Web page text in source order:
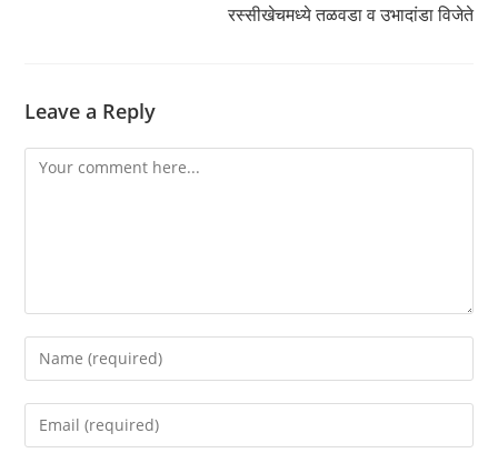
रस्सीखेचमध्ये तळवडा व उभादांडा विजेते
Leave a Reply
Comment
Enter
your
name
Enter
your